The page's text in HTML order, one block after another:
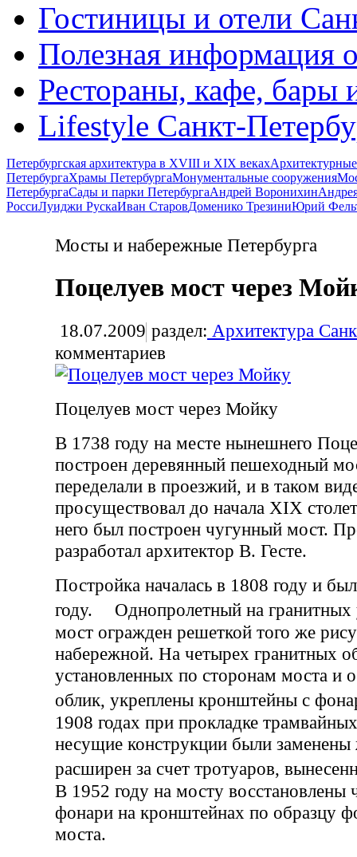
Гостиницы и отели
Полезная информация
Рестораны, кафе, бары
Lifestyle Санкт-
Петербургская архитектура в XVIII и XIX веках
ПетербургаХрамы ПетербургаМонументальные сооружения
ПетербургаСады и парки ПетербургаАндрей Воронихин
РоссиЛуиджи РускаИван СтаровДоменико ТрезиниЮрий
Мосты и набережные Петербурга
Поцелуев мост через
18.07.2009 раздел: Архитектура
комментариев
Поцелуев мост через Мойку
В 1738 году на месте нынешнего
построен деревянный пешеходный
переделали в проезжий, и в таком
просуществовал до начала XIX
него был построен чугунный мост.
разработал архитектор В. Гесте.
Постройка началась в 1808 году и
году. Однопролетный на гранитных
мост огражден решеткой того же
набережной. На четырех гранитных
установленных по сторонам моста и
облик, укреплены кронштейны с
1908 годах при прокладке
несущие конструкции были
расширен за счет тротуаров,
В 1952 году на мосту восстановлены
фонари на кронштейнах по образцу
моста.